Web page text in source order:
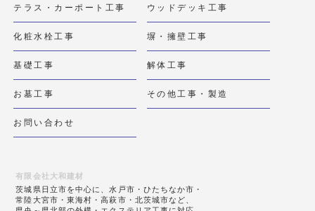
テラス・カーポート工事 ウッドデッキ工事
化粧水栓工事 塀・擁壁工事
基礎工事 解体工事
お墓工事 その他工事・製造
お問い合わせ
有限会社大和建材
茨城県日立市を中心に、水戸市・ひたちなか市・
常陸大宮市・東海村・高萩市・北茨城市など、